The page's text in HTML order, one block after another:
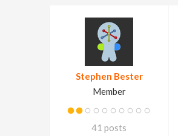
Stephen Bester
Member
41 posts